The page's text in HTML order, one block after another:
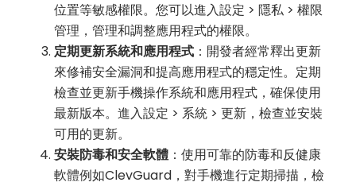
位置等敏感權限。您可以進入設定 > 隱私 > 權限
管理，管理和調整應用程式的權限。
定期更新系統和應用程式 ：開發者經常釋出更新
來修補安全漏洞和提高應用程式的穩定性。定期
檢查並更新手機操作系統和應用程式，確保使用
最新版本。進入設定 > 系統 > 更新，檢查並安裝
可用的更新。
安裝防毒和安全軟體：使用可靠的防毒和反健康
軟體例如ClevGuard，對手機進行定期掃描，檢